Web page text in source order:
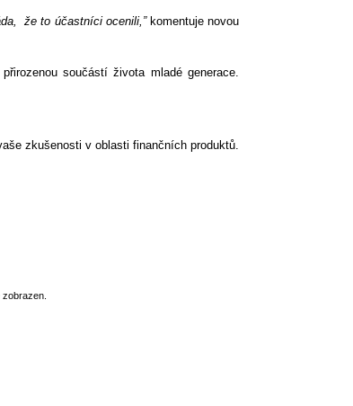
že to účastníci ocenili,”komentuje novou
součástí života mladé generace.
zkušenosti v oblasti finančních produktů.